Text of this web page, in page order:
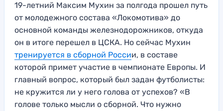
19-летний Максим Мухин за полгода прошел путь
от молодежного состава «Локомотива» до
основной команды железнодорожников, откуда
он в итоге перешел в ЦСКА. Но сейчас Мухин
тренируется в сборной России, в составе
которой примет участие в чемпионате Европы. И
главный вопрос, который был задан футболисты:
не кружится ли у него голова от успехов? «В
голове только мысли о сборной. Что нужно